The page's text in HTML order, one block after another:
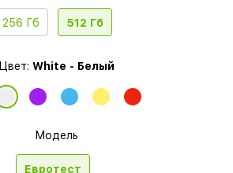
256 Гб 512 Гб
Цвет: White - Белый
Модель
Евротест